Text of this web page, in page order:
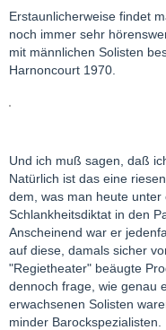
Erstaunlicherweise findet
noch immer sehr
mit männlichen Solisten
Harnoncourt 1970.
Und ich muß sagen, daß
Natürlich ist das eine
dem, was man heute
Schlankheitsdiktat in den
Anscheinend war er
auf diese, damals sicher
"Regietheater" beäugte
dennoch frage, wie genau
erwachsenen Solisten
minder Barockspezialisten.